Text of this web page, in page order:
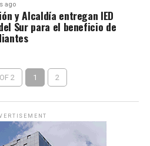
ago
y Alcaldía entregan IED
Sur para el beneficio de
2 1 2